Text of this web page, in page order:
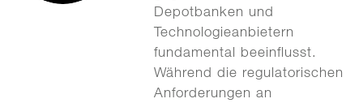
Depotbanken und
Technologieanbietern
fundamental beeinflusst.
Während die regulatorischen
Anforderungen an